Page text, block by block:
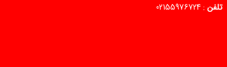
تلفن :
02155976724